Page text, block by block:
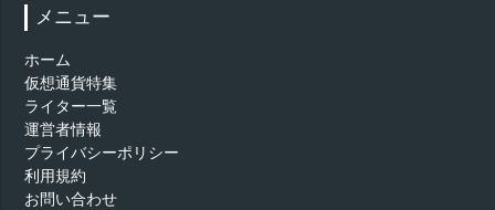
メニュー
ホーム
仮想通貨特集
ライター一覧
運営者情報
プライバシーポリシー
利用規約
お問い合わせ